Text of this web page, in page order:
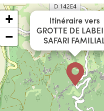
Itinéraire vers
GROTTE DE
SAFARI
+
−